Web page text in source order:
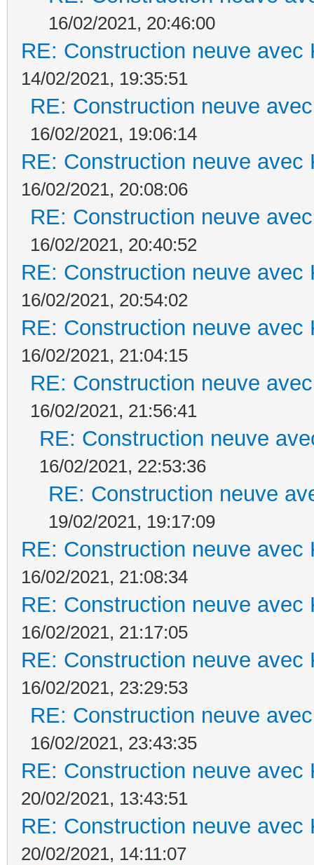
16/02/2021, 20:46:00
RE: Construction neuve avec
14/02/2021, 19:35:51
RE: Construction neuve
16/02/2021, 19:06:14
RE: Construction neuve avec
16/02/2021, 20:08:06
RE: Construction neuve
16/02/2021, 20:40:52
RE: Construction neuve avec
16/02/2021, 20:54:02
RE: Construction neuve avec
16/02/2021, 21:04:15
RE: Construction neuve
16/02/2021, 21:56:41
RE: Construction neuve
16/02/2021, 22:53:36
RE: Construction neuve
19/02/2021, 19:17:09
RE: Construction neuve avec
16/02/2021, 21:08:34
RE: Construction neuve avec
16/02/2021, 21:17:05
RE: Construction neuve avec
16/02/2021, 23:29:53
RE: Construction neuve
16/02/2021, 23:43:35
RE: Construction neuve avec
20/02/2021, 13:43:51
RE: Construction neuve avec
20/02/2021, 14:11:07